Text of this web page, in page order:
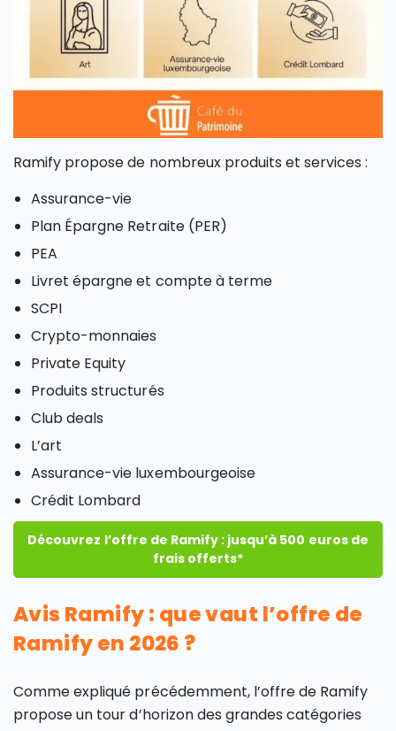
Ramify propose de nombreux produits et services :
Assurance-vie
Plan Épargne Retraite (PER)
PEA
Livret épargne et compte à terme
SCPI
Crypto-monnaies
Private Equity
Produits structurés
Club deals
L’art
Assurance-vie luxembourgeoise
Crédit Lombard
Découvrez l’offre de Ramify : jusqu’à 500 euros de
frais offerts*
Avis Ramify : que vaut l’offre de
Ramify en 2026 ?
Comme expliqué précédemment, l’offre de Ramify
propose un tour d’horizon des grandes catégories